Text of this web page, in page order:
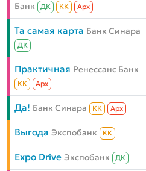
Банк
ДК КК Aрх
Та самая карта Банк Синара
ДК
Практичная Ренессанс Банк
КК Aрх
Да! Банк Синара КК Aрх
Выгода Экспобанк КК
Expo Drive Экспобанк ДК